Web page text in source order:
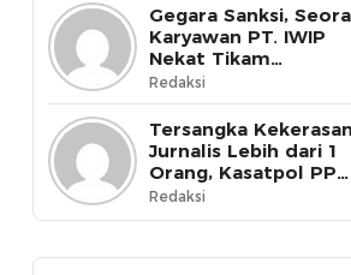
Gegara Sanksi,
Karyawan PT. IWIP
Nekat Tikam
Pimpinannya
Redaksi
Tersangka Kekerasan
Jurnalis Lebih dari 1
Orang, Kasatpol PP
Ternate Masih
Redaksi